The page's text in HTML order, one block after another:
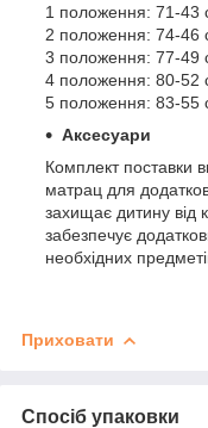
1 положення: 71-43
2 положення: 74-46
3 положення: 77-49
4 положення: 80-52
5 положення: 83-55
Аксесуари
Комплект поставки
матрац для
захищає дитину від
забезпечує
необхідних
Приховати
Спосіб упаковки